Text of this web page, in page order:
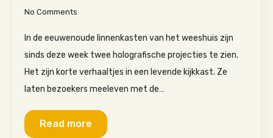
No Comments
In de eeuwenoude linnenkasten van het weeshuis zijn
sinds deze week twee holografische projecties te zien.
Het zijn korte verhaaltjes in een levende kijkkast. Ze
laten bezoekers meeleven met de…
Read more